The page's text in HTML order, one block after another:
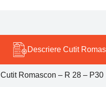
Descriere Cutit
Cutit Romascon – R 28 – P30